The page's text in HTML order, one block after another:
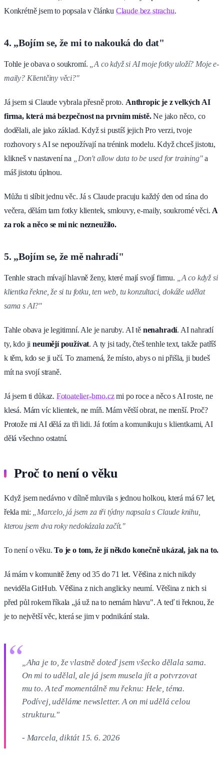
Konkrétně jsem to popsala v článku Claude bez strachu.
4. „Bojím se, že mi to nakouká do dat"
Tohle je obava o soukromí.
„A co když si AI moje fotky uloží? Moje e-
maily? Klientčiny věci?"
Já jsem si Claude vybrala přesně proto. Anthropic je z velkých AI
firma, která má bezpečnost na prvním místě.Ne jako něco, co
dodělali, ale jako základ. Když si pustíš jejich Pro verzi, tvoje
rozhovory s AI se nepoužívají na trénink modelu. Když chceš jistotu,
klikneš v nastavení na
„Don't allow data to be used for training"a
máš jistotu úplnou.
Můžu ti slíbit jednu věc. Já s Claude pracuju každý den od rána do
večera, dělám tam fotky klientek, smlouvy, e-maily, soukromé věci. A
za rok a něco se mi nic nezneužilo.
5. „Bojím se, že mě nahradí"
Tenhle strach mívají hlavně ženy, které mají svojí firmu.
„A co když si
klientka řekne, že si tu fotku, ten web, tu konzultaci, dokáže udělat
sama s AI?"
Tahle obava je legitimní. Ale je naruby. AI tě nenahradí. AI nahradí
ty, kdo jineumějí používat. A ty jsi tady, čteš tenhle text, takže patříš
k těm, kdo se ji učí. To znamená, že místo, abys o ni přišla, ji budeš
mít na svojí straně.
Já jsem ti důkaz. Fotoatelier-brno.czmi po roce a něco s AI roste, ne
klesá. Mám víc klientek, ne míň. Mám větší obrat, ne menší. Proč?
Protože mi AI dělá za tři lidi. Já fotím a komunikuju s klientkami, AI
dělá všechno ostatní.
Proč to není o věku
Když jsem nedávno v dílně mluvila s jednou holkou, která má 67 let,
řekla mi:
„Marcelo, já jsem za tři týdny napsala s Claude knihu,
kterou jsem dva roky nedokázala začít."
To není o věku.To je o tom, že jí někdo konečně ukázal, jak na to.
Já mám v komunitě ženy od 35 do 71 let. Většina z nich nikdy
neviděla GitHub. Většina z nich anglicky neumí. Většina z nich si
před půl rokem říkala „já už na to nemám hlavu". A teď ti řeknou, že
je to největší věc, která se jim v podnikání stala.
„Aha je to, že vlastně doteď jsem všecko dělala sama.
On mi to udělal, ale já jsem musela jít a potvrzovat
mu to. A teď momentálně mu řeknu: Hele, téma.
Podívej, uděláme newsletter. A on mi udělá celou
strukturu."
- Marcela, diktát 15. 6. 2026